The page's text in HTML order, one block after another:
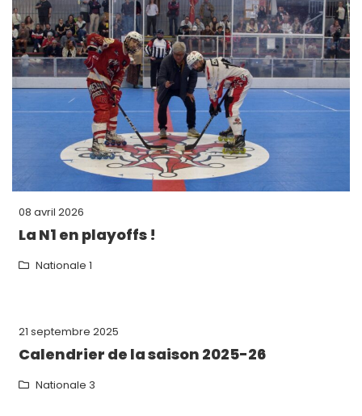
08 avril 2026
La N1 en playoffs !
Nationale 1
21 septembre 2025
Calendrier de la saison 2025-26
Nationale 3